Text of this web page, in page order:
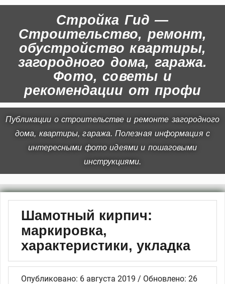
Стройка Гид —
Строительство, ремонт,
обустройство квартиры,
загородного дома, гаража.
Фото, советы и
рекомендации от профи
Публикации о строительстве и ремонте загородного
дома, квартиры, гаража. Полезная информация с
интересными фото идеями и пошаговыми
инструкциями.
Шамотный кирпич:
маркировка,
характеристики, укладка
Опубликовано: 6 августа 2019 / Обновлено: 26